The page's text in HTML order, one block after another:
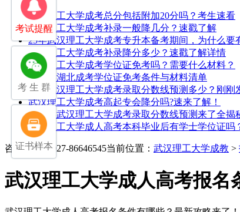
武汉理工大学成考总分包括附加20分吗？考生速看
武汉理工大学成考补录一般降几分？速戳了解
25年武汉理工大学成考专升本备考期间，为什么要
武汉理工大学成考补录降分多少？速戳了解详情
武汉理工大学成考学位证免考吗？需要什么材料？
2026年湖北成考学位证免考条件与材料清单
2025武汉理工大学成考录取分数线预测多少？刚刚
武汉理工大学成考高起专会降分吗?速来了解！
2026年武汉理工大学成考录取分数线预测来了全揭
武汉理工大学成人高考本科毕业后有学士学位证吗
咨询电话：027-86646545当前位置： 武汉理工大学成教 >
武汉理工大学成人高考报名
考试提醒
考 生 群
证书样本